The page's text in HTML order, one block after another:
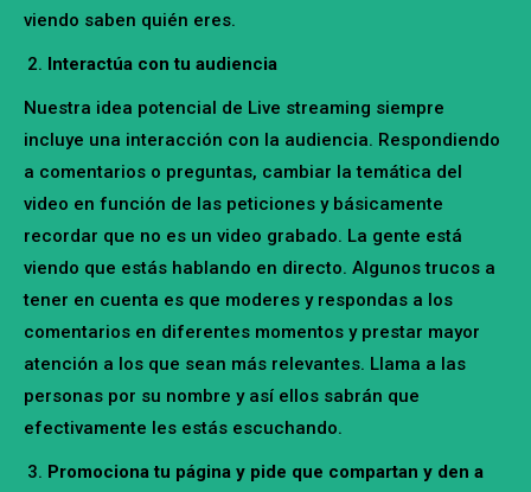
viendo saben quién eres.
Interactúa con tu audiencia
Nuestra idea potencial de Live streaming siempre
incluye una interacción con la audiencia. Respondiendo
a comentarios o preguntas, cambiar la temática del
video en función de las peticiones y básicamente
recordar que no es un video grabado. La gente está
viendo que estás hablando en directo. Algunos trucos a
tener en cuenta es que moderes y respondas a los
comentarios en diferentes momentos y prestar mayor
atención a los que sean más relevantes. Llama a las
personas por su nombre y así ellos sabrán que
efectivamente les estás escuchando.
Promociona tu página y pide que compartan y den a